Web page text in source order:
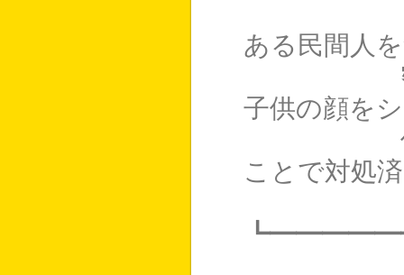
ある民間人
密かに
子供の顔を
件につ
ことで対処